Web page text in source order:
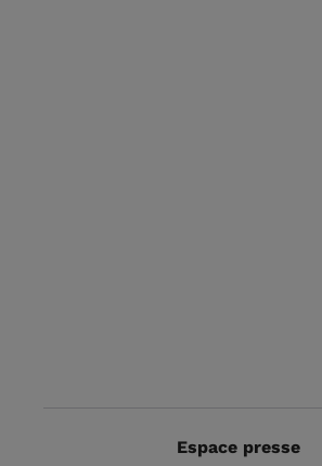
Espace presse